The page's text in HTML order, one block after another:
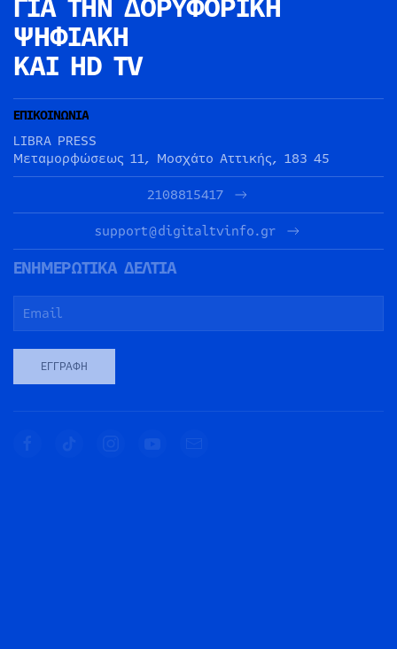
ΨΗΦΙΑΚΗ
ΚΑΙ HD TV
ΕΠΙΚΟΙΝΩΝΙΑ
LIBRA PRESS
Μεταμορφώσεως 11, Μοσχάτο Αττικής, 183 45
2108815417
support@digitaltvinfo.gr
ΕΝΗΜΕΡΩΤΙΚΑ ΔΕΛΤΙΑ
ΕΓΓΡΑΦΉ